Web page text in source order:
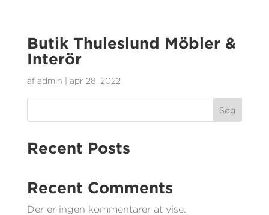
Butik Thuleslund Möbler &
Interör
af admin apr 28, 2022
Søg
Recent Posts
Recent Comments
Der er ingen kommentarer at vise.